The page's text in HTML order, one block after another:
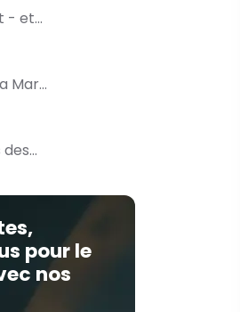
- et...
Mar...
pour le
nos